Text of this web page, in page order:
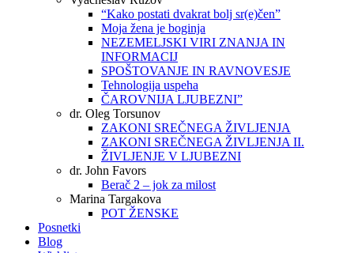
“Kako postati dvakrat bolj sr(e)čen”
Moja žena je boginja
NEZEMELJSKI VIRI ZNANJA IN
INFORMACIJ
SPOŠTOVANJE IN RAVNOVESJE
Tehnologija uspeha
ČAROVNIJA LJUBEZNI”
dr. Oleg Torsunov
ZAKONI SREČNEGA ŽIVLJENJA
ZAKONI SREČNEGA ŽIVLJENJA II.
ŽIVLJENJE V LJUBEZNI
dr. John Favors
Berač 2 – jok za milost
Marina Targakova
POT ŽENSKE
Posnetki
Blog